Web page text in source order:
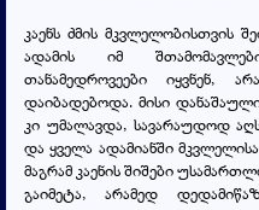
კაენს ძმის მკვლელობისთვის
ადამის იმ
თანამედროვეები იყვნენ,
დაიბადებოდა. მისი
კი უმალავდა, სავარაუდოდ
და ყველა ადამიანში
მაგრამ კაენის შიშები
გაიმეტა, არამედ